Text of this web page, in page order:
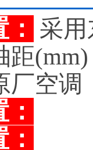
采
距
厂空调